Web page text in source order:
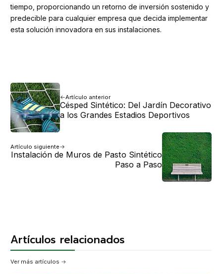
tiempo, proporcionando un retorno de inversión sostenido y
predecible para cualquier empresa que decida implementar
esta solución innovadora en sus instalaciones.
Artículo anterior
Césped Sintético: Del Jardín Decorativo
a los Grandes Estadios Deportivos
Artículo siguiente
Instalación de Muros de Pasto Sintético
Paso a Paso
Artículos relacionados
Ver más artículos